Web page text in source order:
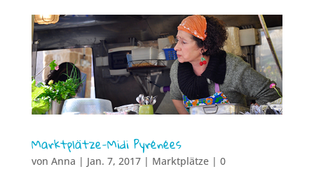
Marktplätze-Midi Pyrénées
von Anna | Jan. 7, 2017| Marktplätze| 0